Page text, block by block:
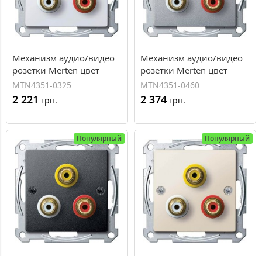
Механизм аудио/видео
розетки Merten цвет
активный белый
(MTN4351-0325)
MTN4351-0325
2 221 грн.
Механизм аудио/видео
розетки Merten цвет
алюминий (MTN4351-
0460)
MTN4351-0460
2 374 грн.
Популярный Популярный